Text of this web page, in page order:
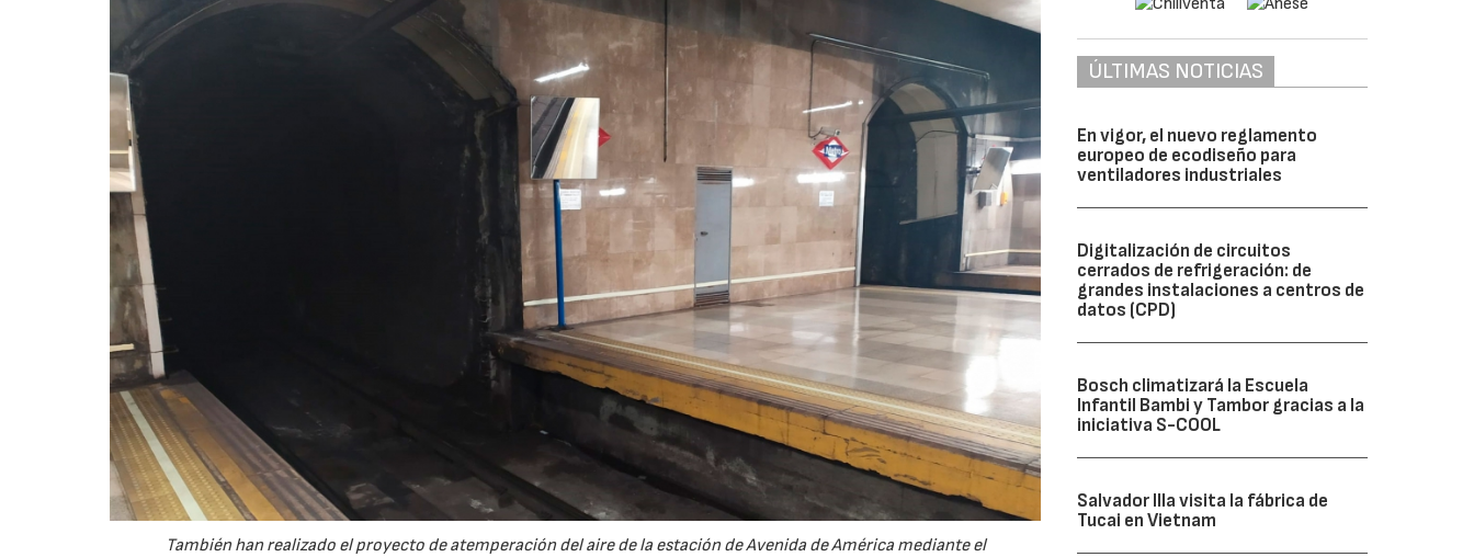
También han realizado el proyecto de atemperación del aire de la estación de Avenida de América mediante el
ÚLTIMAS NOTICIAS
En vigor, el nuevo reglamento
europeo de ecodiseño para
ventiladores industriales
Digitalización de circuitos
cerrados de refrigeración: de
grandes instalaciones a centros de
datos (CPD)
Bosch climatizará la Escuela
Infantil Bambi y Tambor gracias a la
iniciativa S-COOL
Salvador Illa visita la fábrica de
Tucai en Vietnam